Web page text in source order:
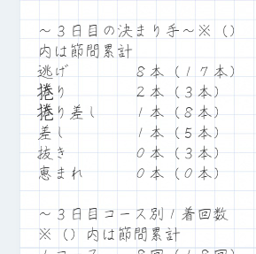
～３日目の決まり手～※（）
内は節間累計
逃げ ８本（１７本）
捲り ２本（３本）
捲り差し １本（８本）
差し １本（５本）
抜き ０本（３本）
恵まれ ０本（０本）
～３日目コース別１着回数
※（）内は節間累計